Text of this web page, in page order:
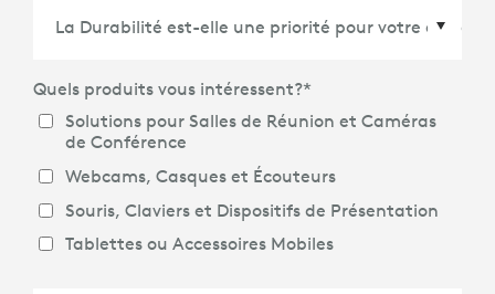
Pays/Région*
Quels produits vous intéressent?*
Solutions pour Salles de Réunion et Caméras
de Conférence
Webcams, Casques et Écouteurs
Souris, Claviers et Dispositifs de Présentation
Tablettes ou Accessoires Mobiles